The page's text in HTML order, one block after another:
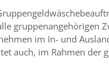
gruppenangehörigen
im In- und
auch, im Rahmen der